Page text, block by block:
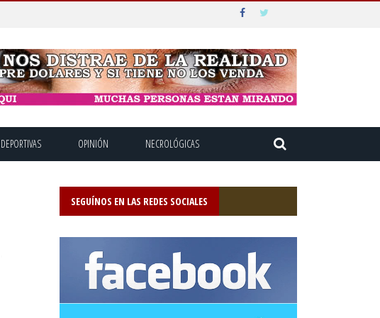
DEPORTIVAS OPINIÓN NECROLÓGICAS
SEGUÍNOS EN LAS REDES SOCIALES